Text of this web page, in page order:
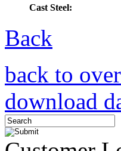
Cast Steel:
Back
back to
download